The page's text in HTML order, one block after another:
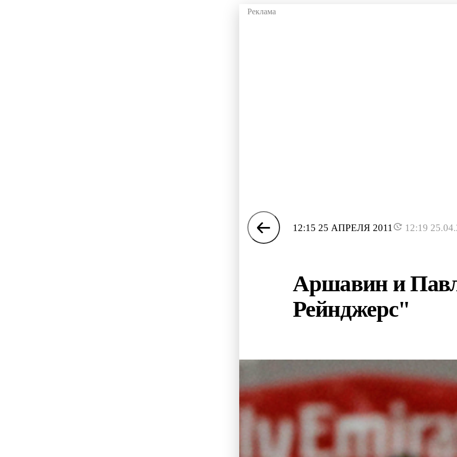
12:15 25 АПРЕЛЯ 2011 12:19
Аршавин и
Рейнджерс"